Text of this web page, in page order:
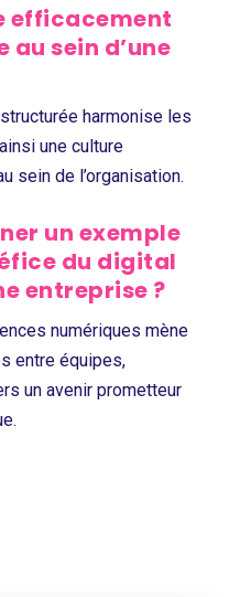
efficacement
sein d’une
structurée harmonise les
une culture
sein de l’organisation.
un exemple
du digital
entreprise ?
numériques mène
entre équipes,
un avenir prometteur